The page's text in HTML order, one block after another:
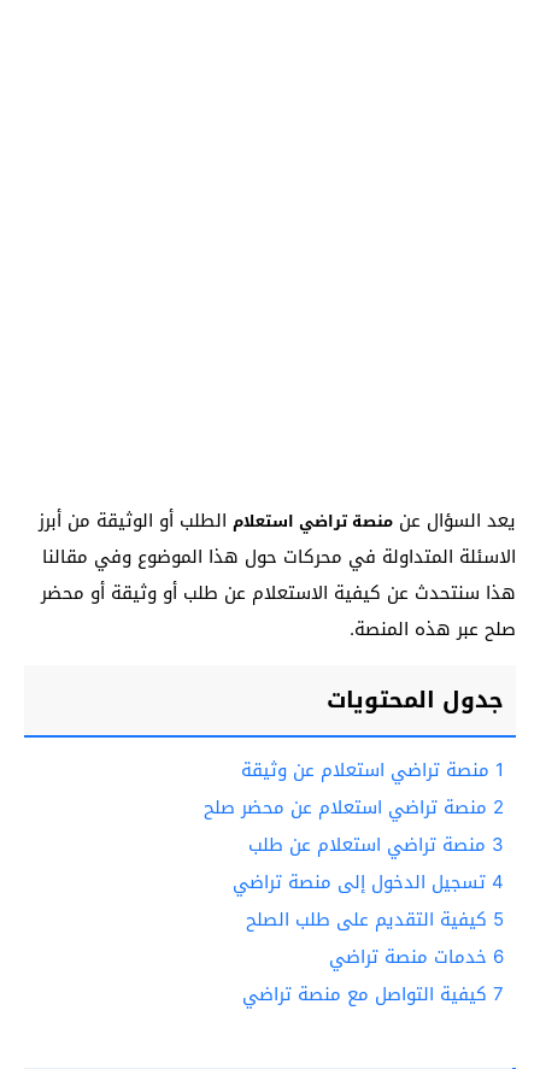
يعد السؤال عن منصة تراضي استعلام الطلب أو الوثيقة من أبرز
الاسئلة المتداولة في محركات حول هذا الموضوع وفي مقالنا
هذا سنتحدث عن كيفية الاستعلام عن طلب أو وثيقة أو محضر
صلح عبر هذه المنصة.
جدول المحتويات
1 منصة تراضي استعلام عن وثيقة
2 منصة تراضي استعلام عن محضر صلح
3 منصة تراضي استعلام عن طلب
4تسجيل الدخول إلى منصة تراضي
5 كيفية التقديم على طلب الصلح
6 خدمات منصة تراضي
7 كيفية التواصل مع منصة تراضي